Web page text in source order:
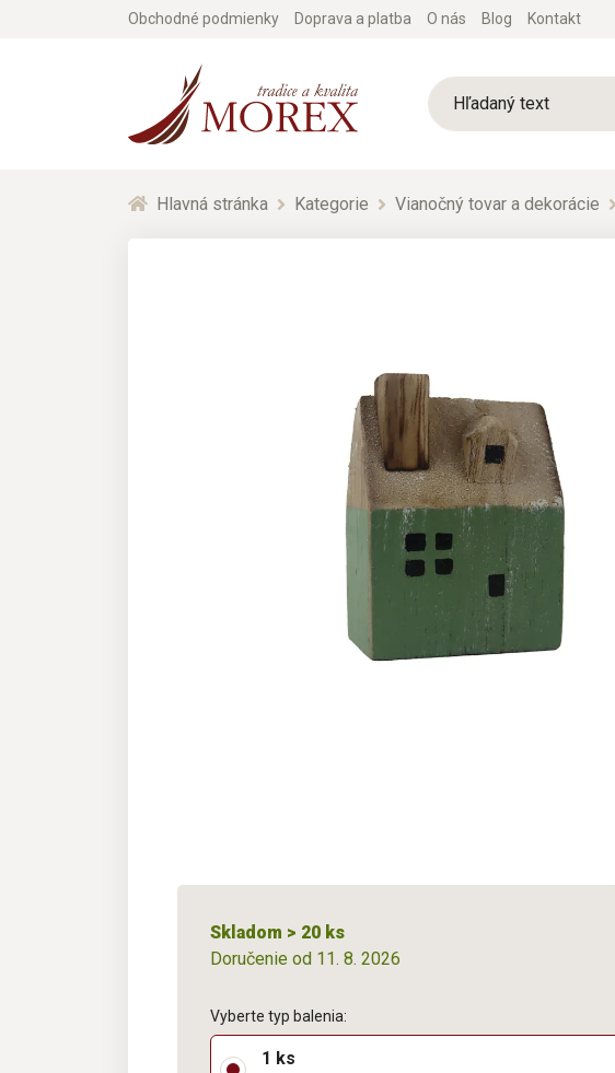
Obchodné podmienky Doprava a platba O nás Blog Kontakt
Hlavná stránka Kategorie Vianočný tovar a dekorácie
Skladom > 20 ks
Doručenie od 11. 8. 2026
Vyberte typ balenia:
1 ks